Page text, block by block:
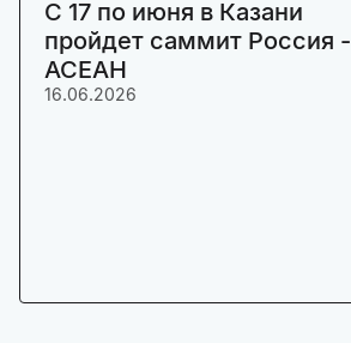
C 17 по июня в Казани
пройдет саммит Россия -
АСЕАН
16.06.2026